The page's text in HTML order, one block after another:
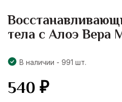
тела с Алоэ Вера
В наличии - 991 шт.
540₽